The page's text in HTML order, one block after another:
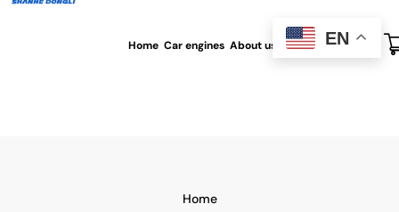
Home Car engines About us All blog Contact us
Home
EN